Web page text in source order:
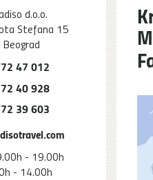
d.o.o.
Stefana 15
47 012
40 928
39 603
- 19.00h
- 14.00h